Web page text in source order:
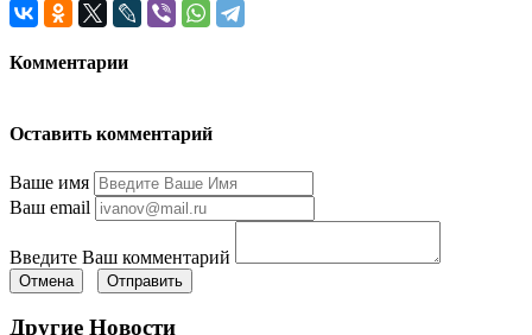
Комментарии
Оставить комментарий
Ваше имя
Ваш email
Введите Ваш комментарий
Отмена Отправить
Другие Новости